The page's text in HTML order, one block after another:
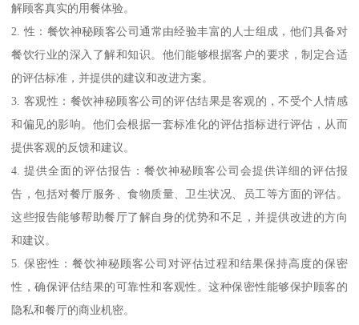
解顾客真实的用餐体验。
2. 性：餐饮神秘顾客公司通常由经验丰富的人士组成，他们具备对
餐饮行业的深入了解和知识。他们能够根据客户的要求，制定合适
的评估标准，并提供的建议和改进方案。
3. 客观性：餐饮神秘顾客公司的评估结果是客观的，不受个人情感
和偏见的影响。他们会根据一套标准化的评估指标进行评估，从而
提供客观的反馈和建议。
4. 提供全面的评估报告：餐饮神秘顾客公司会提供详细的评估报
告，包括对餐厅服务、食物质量、卫生状况、员工等方面的评估。
这些报告能够帮助餐厅了解自身的优势和不足，并提供改进的方向
和建议。
5. 保密性：餐饮神秘顾客公司对评估过程和结果保持高度的保密
性，确保评估结果的可靠性和客观性。这种保密性能够保护顾客的
隐私和餐厅的商业机密。